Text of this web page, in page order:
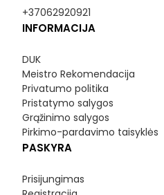
+37062920921
INFORMACIJA
DUK
Meistro Rekomendacija
Privatumo politika
Pristatymo salygos
Grąžinimo salygos
Pirkimo-pardavimo taisyklės
PASKYRA
Prisijungimas